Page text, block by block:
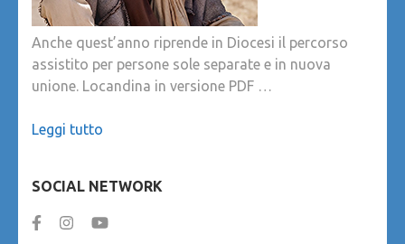
Anche quest’anno riprende in Diocesi il percorso
assistito per persone sole separate e in nuova
unione. Locandina in versione PDF …
Leggi tutto
SOCIAL NETWORK